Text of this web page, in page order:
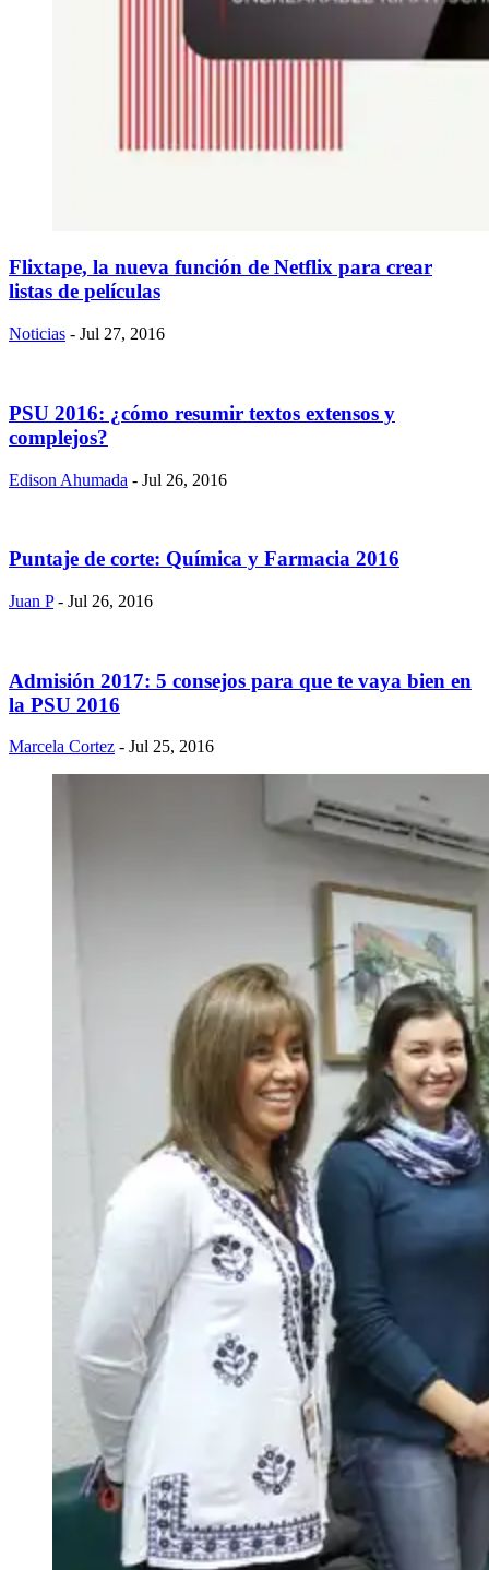
Flixtape, la nueva función de Netflix para crear
listas de películas
Noticias - Jul 27, 2016
PSU 2016: ¿cómo resumir textos extensos y
complejos?
Edison Ahumada - Jul 26, 2016
Puntaje de corte: Química y Farmacia 2016
Juan P - Jul 26, 2016
Admisión 2017: 5 consejos para que te vaya bien en
la PSU 2016
Marcela Cortez - Jul 25, 2016